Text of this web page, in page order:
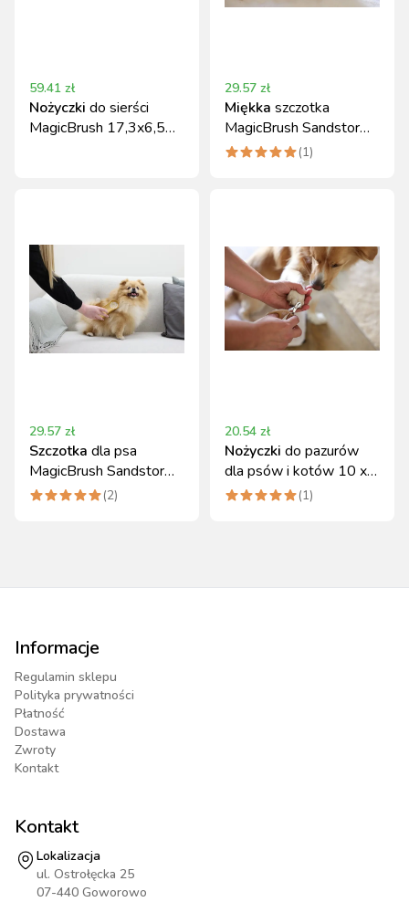
59.41 zł
Nożyczki do sierści
MagicBrush 17,3x6,5
29.57 zł
Miękka szczotka
MagicBrush Sandstorm
dla psa z włosiem
(1)
29.57 zł
Szczotka dla psa
MagicBrush Sandstorm
do krótkiej sierści
(2)
20.54 zł
Nożyczki do pazurów
dla psów i kotów 10 x
6,5 cm gold MagicBrush
(1)
Informacje
Regulamin sklepu
Polityka prywatności
Płatność
Dostawa
Zwroty
Kontakt
Kontakt
Lokalizacja
ul. Ostrołęcka 25
07-440 Goworowo